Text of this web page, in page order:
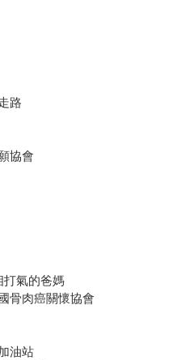
路
協會
打氣的爸媽
骨肉癌關懷協會
油站